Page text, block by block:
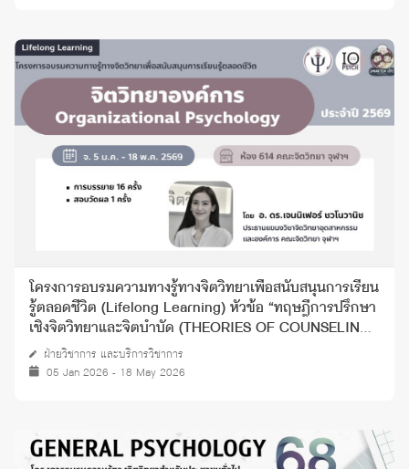
โครงการอบรมความทางรู้ทางจิตวิทยาเพื่อสนับสนุนการเรียน
รู้ตลอดชีวิต (Lifelong Learning) หัวข้อ “ทฤษฎีการปรึกษา
เชิงจิตวิทยาและจิตบำบัด (THEORIES OF COUNSELING
AND PSYCHOTHERAPY)” ปี 2568
ฝ่ายวิชาการ และบริการวิชาการ
05 Jan 2026 - 18 May 2026